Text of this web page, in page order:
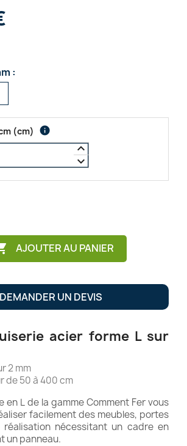
:
(cm) info
keyboard_arrow_up
keyboard_arrow_down
AJOUTER AU PANIER
DEMANDER UN DEVIS
acier forme L sur
2 mm
de 50 à 400 cm
en L de la gamme Comment Fer vous
facilement des meubles, portes
nécessitant un cadre en
un panneau.